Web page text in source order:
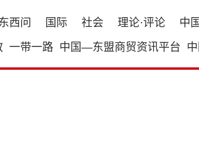
西问 国际 社会 理论·评论 中
一带一路 中国—东盟商贸资讯平台